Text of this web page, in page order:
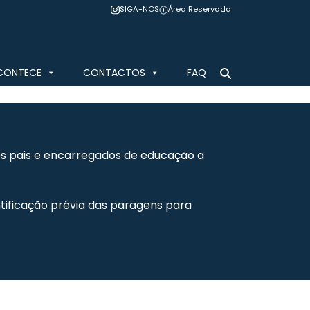
SIGA-NOS Área Reservada
CONTACTOS FAQ
pais e encarregados de educação a
prévia das paragens para